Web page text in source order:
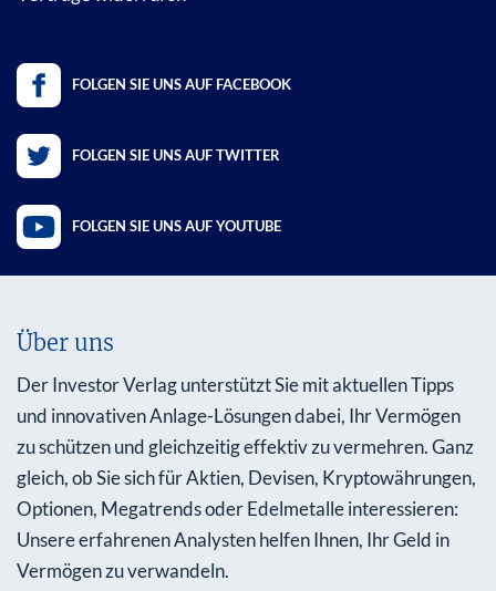
FOLGEN SIE UNS AUF FACEBOOK
FOLGEN SIE UNS AUF TWITTER
FOLGEN SIE UNS AUF YOUTUBE
Über uns
Der Investor Verlag unterstützt Sie mit aktuellen Tipps
und innovativen Anlage-Lösungen dabei, Ihr Vermögen
zu schützen und gleichzeitig effektiv zu vermehren. Ganz
gleich, ob Sie sich für Aktien, Devisen, Kryptowährungen,
Optionen, Megatrends oder Edelmetalle interessieren:
Unsere erfahrenen Analysten helfen Ihnen, Ihr Geld in
Vermögen zu verwandeln.